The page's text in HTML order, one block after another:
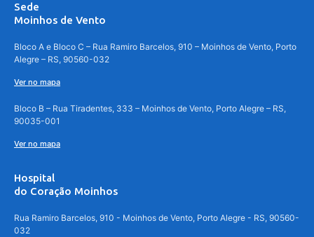
Sede
Moinhos de Vento
Bloco A e Bloco C – Rua Ramiro Barcelos, 910 – Moinhos de Vento, Porto
Alegre – RS, 90560-032
Ver no mapa
Bloco B – Rua Tiradentes, 333 – Moinhos de Vento, Porto Alegre – RS,
90035-001
Ver no mapa
Hospital
do Coração Moinhos
Rua Ramiro Barcelos, 910 - Moinhos de Vento, Porto Alegre - RS, 90560-
032